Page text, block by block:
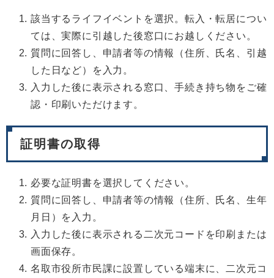
該当するライフイベントを選択。転入・転居につい
ては、実際に引越した後窓口にお越しください。
質問に回答し、申請者等の情報（住所、氏名、引越
した日など）を入力。
入力した後に表示される窓口、手続き持ち物をご確
認・印刷いただけます。
証明書の取得
必要な証明書を選択してください。
質問に回答し、申請者等の情報（住所、氏名、生年
月日）を入力。
入力した後に表示される二次元コードを印刷または
画面保存。
名取市役所市民課に設置している端末に、二次元コ